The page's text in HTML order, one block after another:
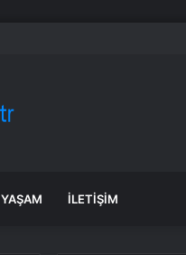
YAŞAM İLETIŞIM